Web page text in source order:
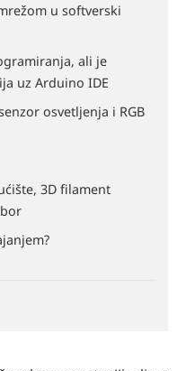
u softverski
ali je
uz Arduino IDE
osvetljenja i RGB
3D filament